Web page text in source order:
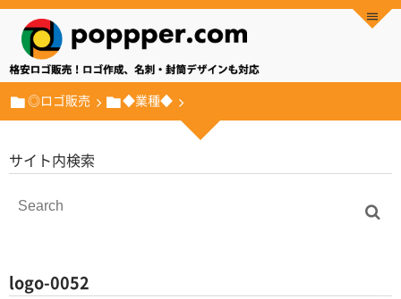
◎ロゴ販売 ◆業種◆
サイト内検索
logo-0052